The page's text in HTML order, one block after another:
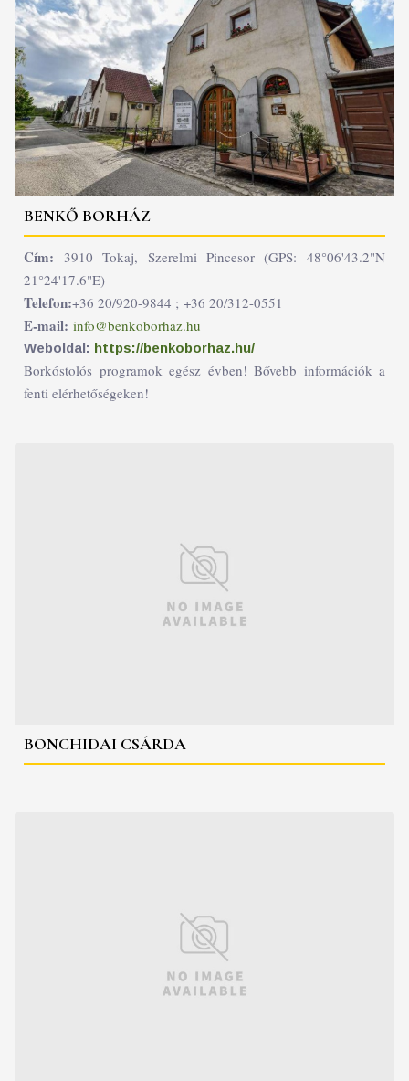
BENKŐ BORHÁZ
Cím: 3910 Tokaj, Szerelmi Pincesor (GPS: 48°06'43.2"N
21°24'17.6"E)
Telefon:+36 20/920-9844 ; +36 20/312-0551
E-mail: info@benkoborhaz.hu
Weboldal: https://benkoborhaz.hu/
Borkóstolós programok egész évben! Bővebb információk a
fenti elérhetőségeken!
BONCHIDAI CSÁRDA